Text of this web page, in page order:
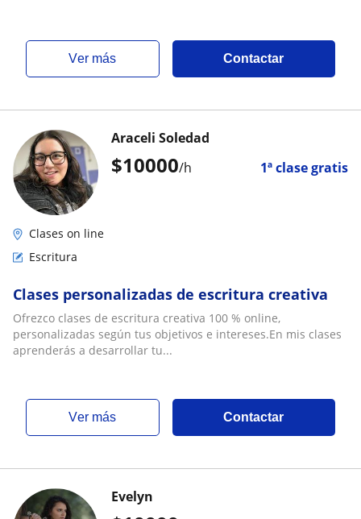
ver más Contactar
$10000/h 1ª clase gratis
Araceli Soledad
Clases on line
Escritura
Clases personalizadas de escritura creativa
Ofrezco clases de escritura creativa 100 % online,
personalizadas según tus objetivos e intereses.En mis clases
aprenderás a desarrollar tu...
ver más Contactar
Evelyn